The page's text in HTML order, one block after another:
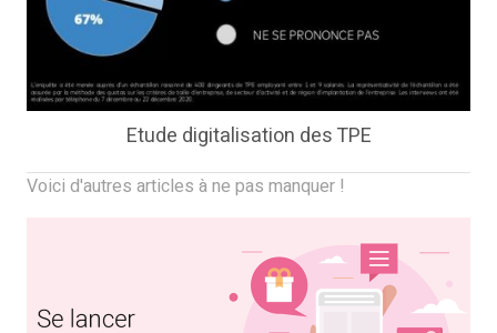
Etude digitalisation des TPE
Voici d'autres articles à ne pas manquer !